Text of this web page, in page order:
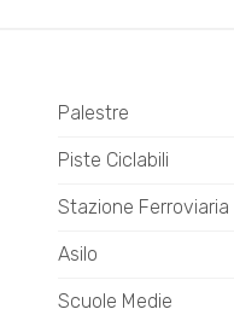
Palestre
Piste Ciclabili
Stazione Ferroviaria
Asilo
Scuole Medie